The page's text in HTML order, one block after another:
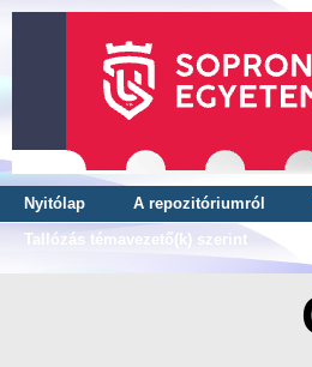
Nyitólap A repozitóriumról
Tallózás témavezető(k) szerint